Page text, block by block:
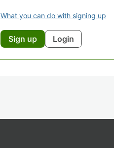
What you can do with signing up
Sign up Login